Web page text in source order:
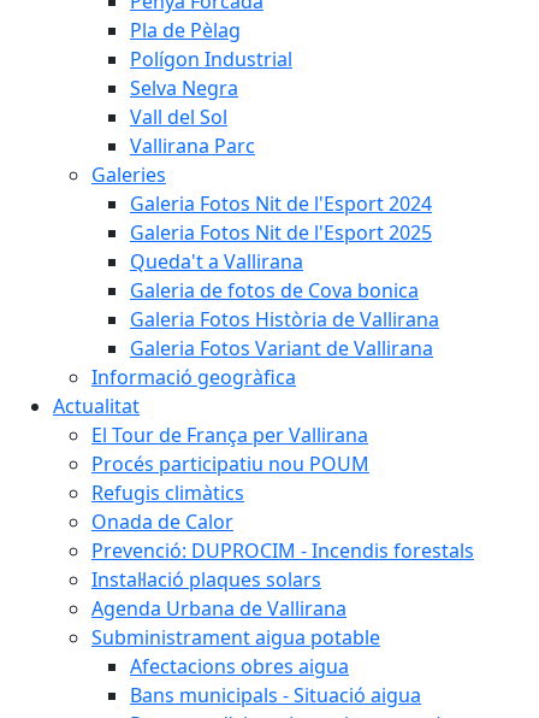
Pla de Pèlag
Polígon Industrial
Selva Negra
Vall del Sol
Vallirana Parc
Galeries
Galeria Fotos Nit de l'Esport 2024
Galeria Fotos Nit de l'Esport 2025
Queda't a Vallirana
Galeria de fotos de Cova bonica
Galeria Fotos Història de Vallirana
Galeria Fotos Variant de Vallirana
Informació geogràfica
Actualitat
El Tour de França per Vallirana
Procés participatiu nou POUM
Refugis climàtics
Onada de Calor
Prevenció: DUPROCIM - Incendis forestals
Instal·lació plaques solars
Agenda Urbana de Vallirana
Subministrament aigua potable
Afectacions obres aigua
Bans municipals - Situació aigua